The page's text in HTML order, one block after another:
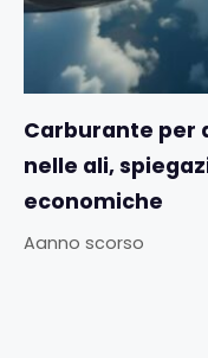
Carburante per
nelle ali,
economiche
Aanno scorso